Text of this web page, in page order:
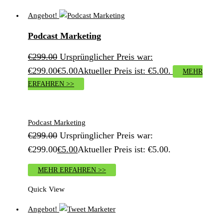
Angebot!
Podcast Marketing
€299.00 Ursprünglicher Preis war:
€299.00€5.00Aktueller Preis ist: €5.00.
MEHR
ERFAHREN >>
Podcast Marketing
€299.00 Ursprünglicher Preis war:
€299.00€5.00Aktueller Preis ist: €5.00.
MEHR ERFAHREN >>
Quick View
Angebot!